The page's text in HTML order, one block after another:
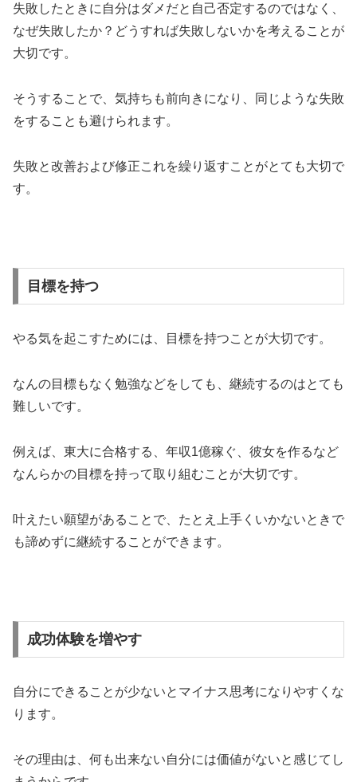
失敗したときに自分はダメだと自己否定するのではなく、
なぜ失敗したか？どうすれば失敗しないかを考えることが
大切です。
そうすることで、気持ちも前向きになり、同じような失敗
をすることも避けられます。
失敗と改善および修正これを繰り返すことがとても大切で
す。
目標を持つ
やる気を起こすためには、目標を持つことが大切です。
なんの目標もなく勉強などをしても、継続するのはとても
難しいです。
例えば、東大に合格する、年収1億稼ぐ、彼女を作るなど
なんらかの目標を持って取り組むことが大切です。
叶えたい願望があることで、たとえ上手くいかないときで
も諦めずに継続することができます。
成功体験を増やす
自分にできることが少ないとマイナス思考になりやすくな
ります。
その理由は、何も出来ない自分には価値がないと感じてし